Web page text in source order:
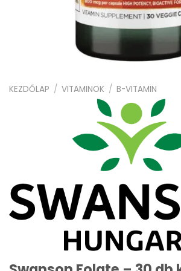
KEZDŐLAP / VITAMINOK / B-VITAMIN